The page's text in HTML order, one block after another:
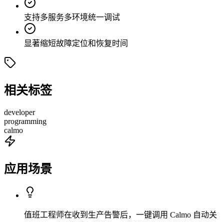
支持多服务多环境统一调试
显著缩短故障定位和恢复时间
相关标签
developer
programming
calmo
应用场景
值班工程师在收到生产告警后，一键调用 Calmo 自动关